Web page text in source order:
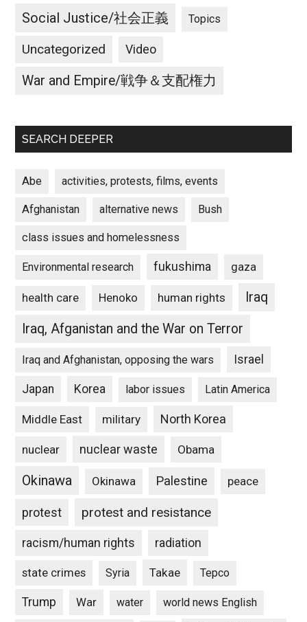
Social Justice/社会正義 Topics
Uncategorized Video
War and Empire/戦争＆支配権力
SEARCH DEEPER
Abe activities, protests, films, events
Afghanistan alternative news Bush
class issues and homelessness
Environmental research fukushima gaza
health care Henoko human rights
Iraq
Iraq, Afganistan and the War on Terror
Iraq and Afghanistan, opposing the wars Israel
Japan Korea labor issues Latin America
Middle East military North Korea
nuclear nuclear waste Obama
Okinawa Okinawa Palestine peace
protest protest and resistance
racism/human rights radiation
state crimes Syria Takae Tepco
Trump War water world news English